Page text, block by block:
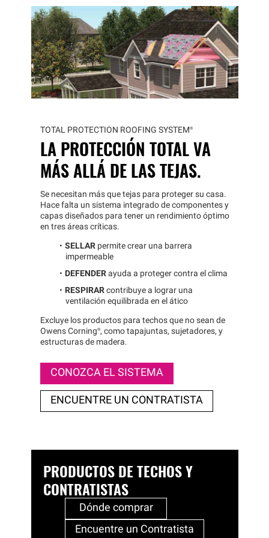
TOTAL PROTECTION ROOFING SYSTEM®
LA PROTECCIÓN TOTAL VA
MÁS ALLÁ DE LAS TEJAS.
Se necesitan más que tejas para proteger su casa.
Hace falta un sistema integrado de componentes y
capas diseñados para tener un rendimiento óptimo
en tres áreas críticas.
SELLAR permite crear una barrera
impermeable
DEFENDER ayuda a proteger contra el clima
RESPIRAR contribuye a lograr una
ventilación equilibrada en el ático
Excluye los productos para techos que no sean de
Owens Corning®, como tapajuntas, sujetadores, y
estructuras de madera.
CONOZCA EL SISTEMA
ENCUENTRE UN CONTRATISTA
PRODUCTOS DE TECHOS Y
CONTRATISTAS
Dónde comprar
Encuentre un Contratista